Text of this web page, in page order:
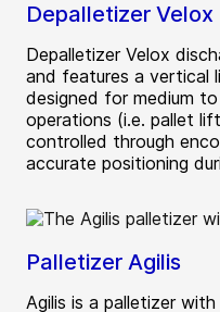
Depalletizer Velox
Depalletizer Velox
and features a vertical
designed for medium
operations (i.e. pallet
controlled through
accurate positioning
Palletizer Agilis
Agilis is a palletizer